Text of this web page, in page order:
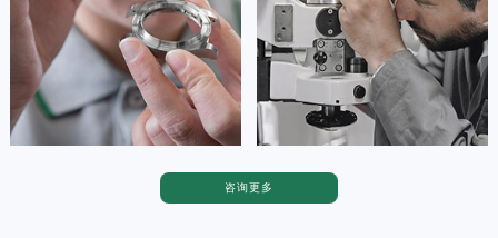
 天津劳力士维修  上海劳力士维修
卡罗琳·卡桑德拉 辛迪·克莱门特
咨询更多